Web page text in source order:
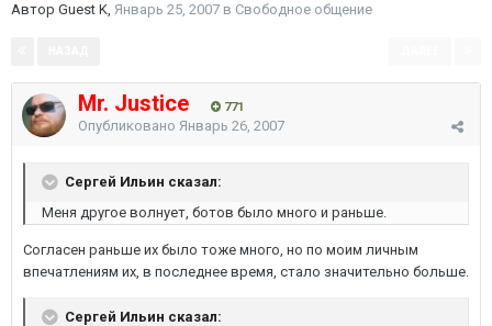
Автор Guest K, Январь 25, 2007 в Свободное общение
Mr. Justice 771
Опубликовано Январь 26, 2007
Сергей Ильин сказал:
Меня другое волнует, ботов было много и раньше.
Согласен раньше их было тоже много, но по моим личным
впечатлениям их, в последнее время, стало значительно больше.
Сергей Ильин сказал: